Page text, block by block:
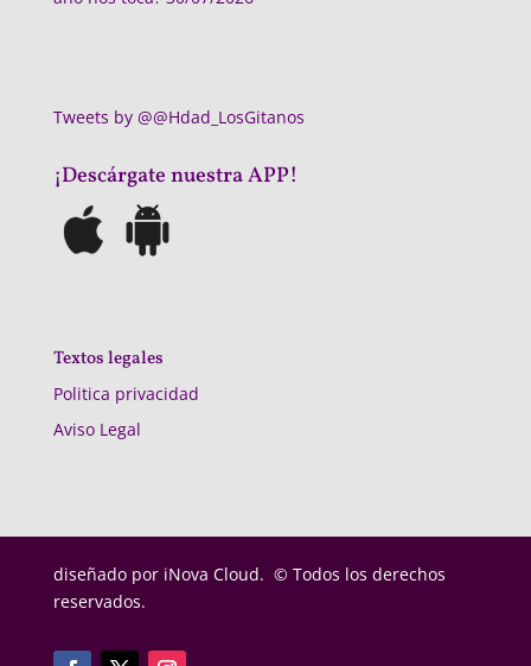
Tweets by @@Hdad_LosGitanos
¡Descárgate nuestra APP!
Textos legales
Politica privacidad
Aviso Legal
diseñado por iNova Cloud. © Todos los derechos
reservados.